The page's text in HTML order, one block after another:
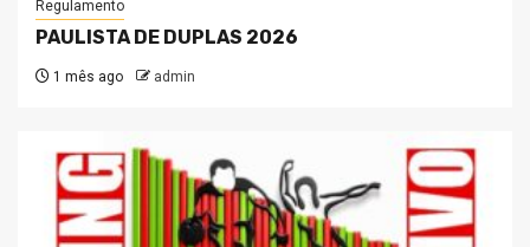
Regulamento
PAULISTA DE DUPLAS 2026
1 mês ago admin